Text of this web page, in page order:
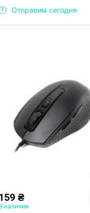
Отправим сегодня
₴
наличии